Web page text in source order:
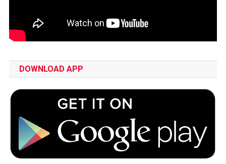
DOWNLOAD APP